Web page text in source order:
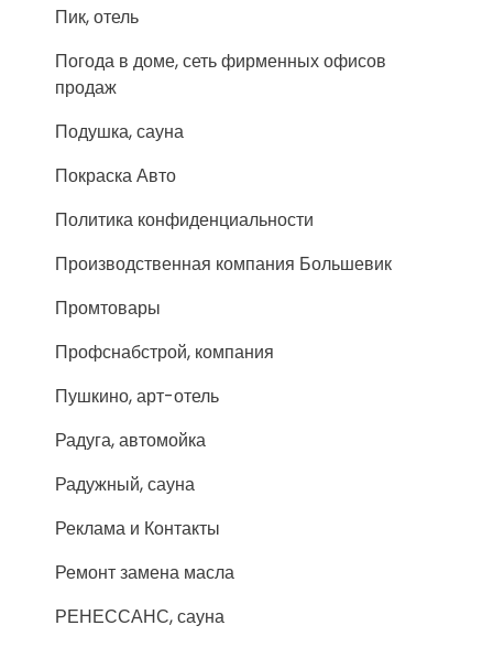
Пик, отель
Погода в доме, сеть фирменных офисов
продаж
Подушка, сауна
Покраска Авто
Политика конфиденциальности
Производственная компания Большевик
Промтовары
Профснабстрой, компания
Пушкино, арт-отель
Радуга, автомойка
Радужный, сауна
Реклама и Контакты
Ремонт замена масла
РЕНЕССАНС, сауна